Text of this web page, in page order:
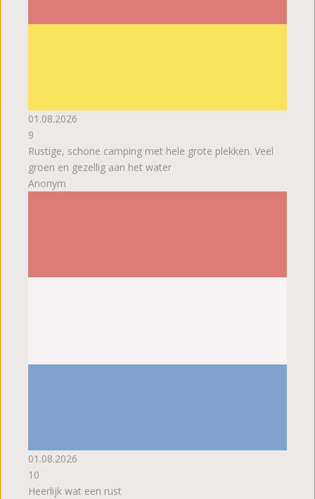
01.08.2026
9
Rustige, schone camping met hele grote plekken. Veel
groen en gezellig aan het water
Anonym
01.08.2026
10
Heerlijk wat een rust